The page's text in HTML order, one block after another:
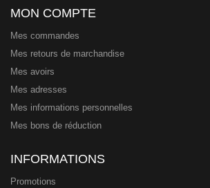
MON COMPTE
Mes commandes
Mes retours de marchandise
Mes avoirs
Mes adresses
Mes informations personnelles
Mes bons de réduction
INFORMATIONS
Promotions